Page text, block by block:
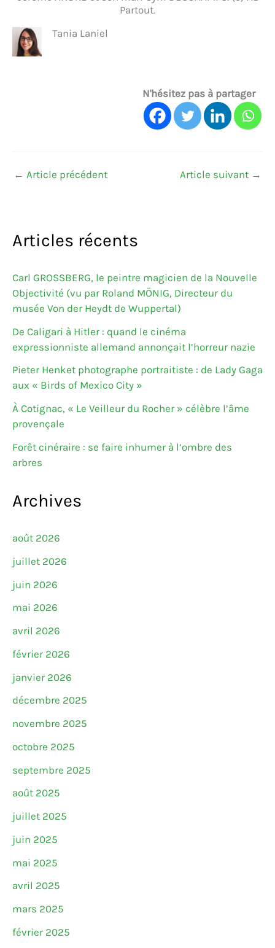
Partout.
Tania Laniel
N'hésitez pas à partager
← Article précédent Article suivant →
Articles récents
Carl GROSSBERG, le peintre magicien de la Nouvelle
Objectivité (vu par Roland MÖNIG, Directeur du
musée Von der Heydt de Wuppertal)
De Caligari à Hitler : quand le cinéma
expressionniste allemand annonçait l’horreur nazie
Pieter Henket photographe portraitiste : de Lady Gaga
aux « Birds of Mexico City »
À Cotignac, « Le Veilleur du Rocher » célèbre l’âme
provençale
Forêt cinéraire : se faire inhumer à l’ombre des
arbres
Archives
août 2026
juillet 2026
juin 2026
mai 2026
avril 2026
février 2026
janvier 2026
décembre 2025
novembre 2025
octobre 2025
septembre 2025
août 2025
juillet 2025
juin 2025
mai 2025
avril 2025
mars 2025
février 2025